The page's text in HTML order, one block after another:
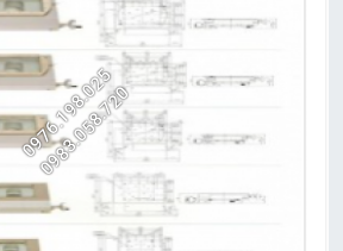
0976.198.025
0983.058.720